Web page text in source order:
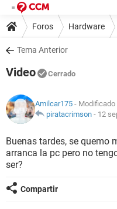
Foros Hardware
Tema Anterior
Video Cerrado
Amilcar175 - Modificado
piratacrimson - 12
Buenas tardes, se quemo
arranca la pc pero no
ser?
Compartir